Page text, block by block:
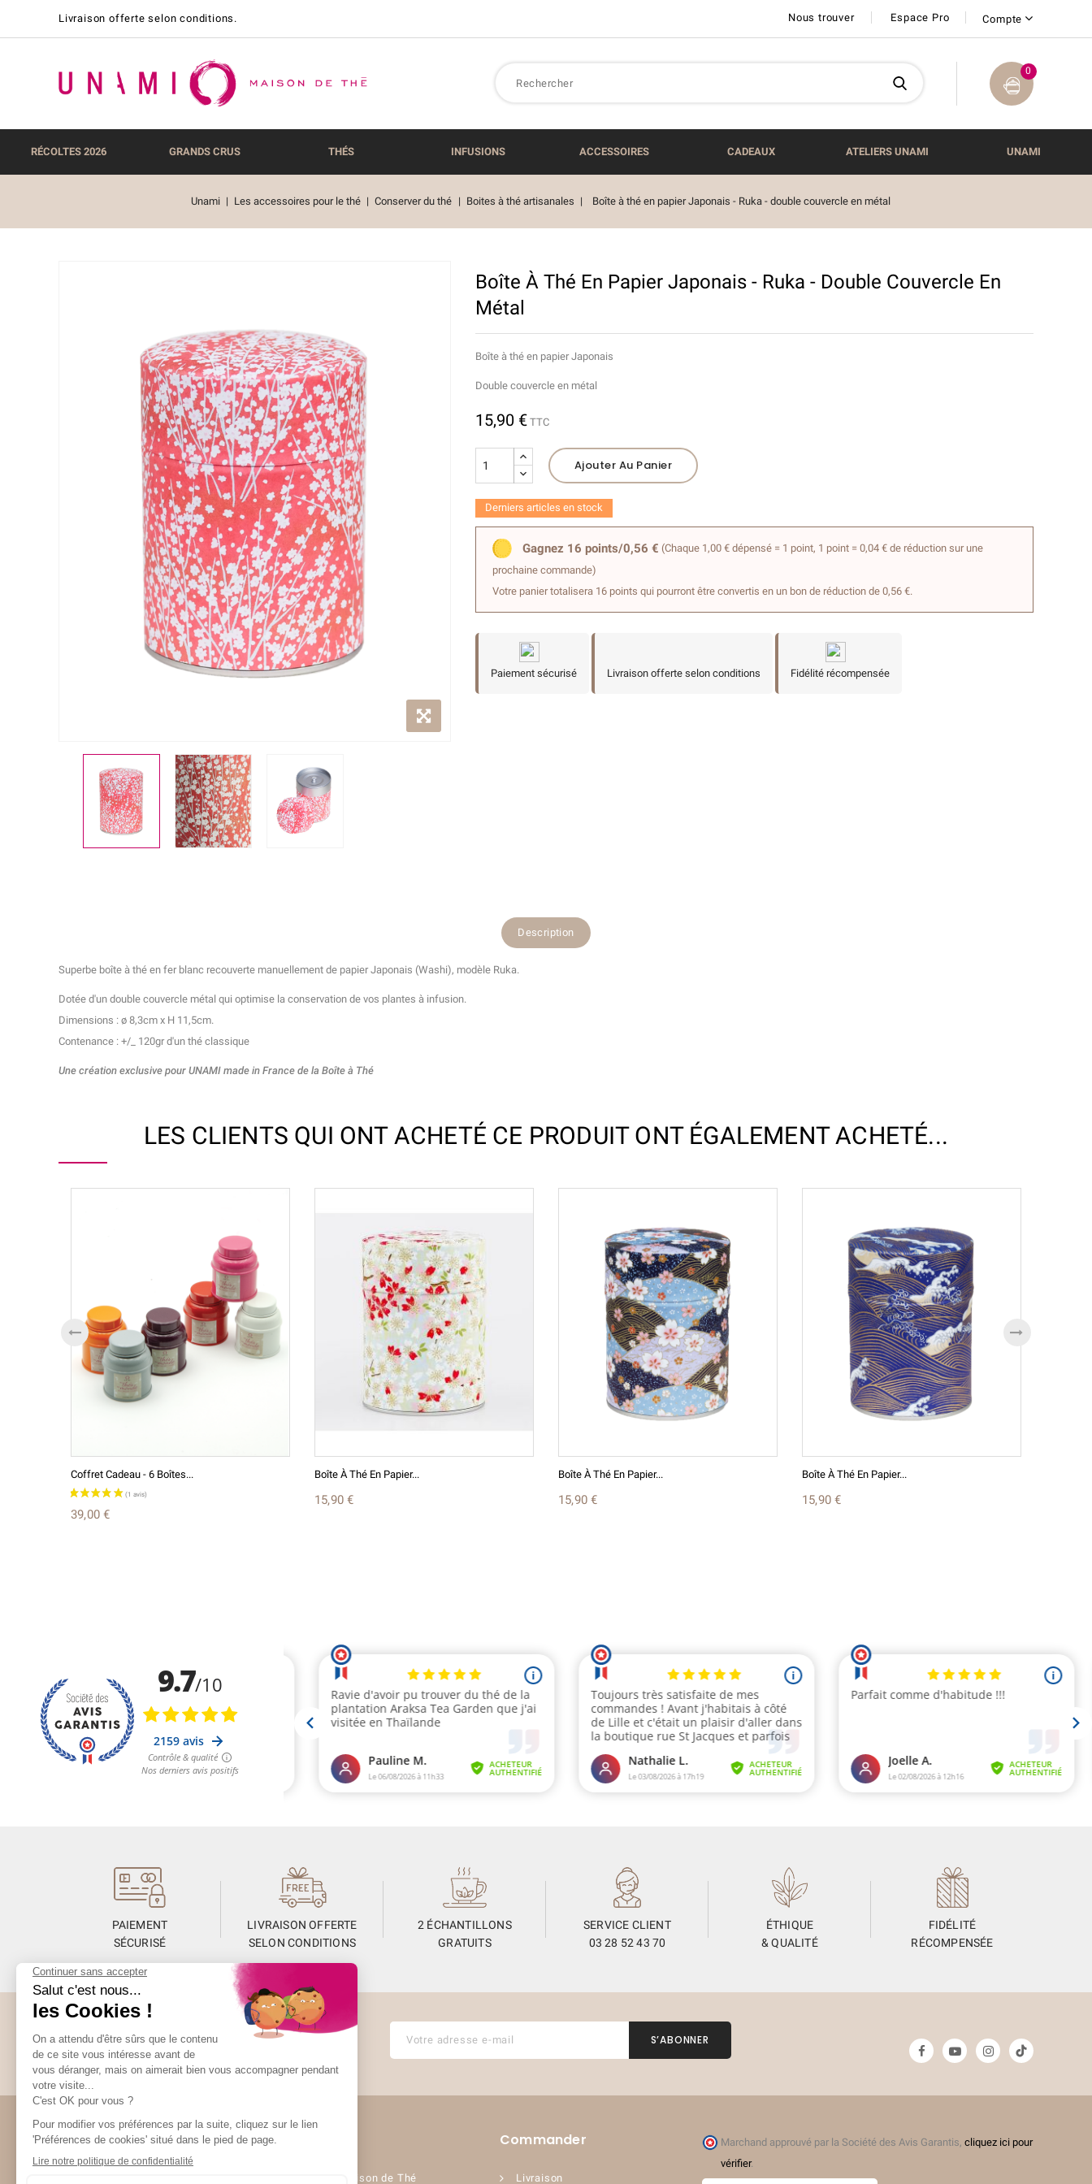
Livraison offerte selon conditions. Nous trouver Espace Pro Compte
0
RÉCOLTES 2026 GRANDS CRUS THÉS INFUSIONS ACCESSOIRES CADEAUX ATELIERS UNAMI UNAMI
Unami Les accessoires pour le thé Conserver du thé Boites à thé artisanales Boîte à thé en papier Japonais - Ruka - double couvercle en métal
Boîte À Thé En Papier Japonais - Ruka - Double Couvercle En
Métal
Boîte à thé en papier Japonais
Double couvercle en métal
15,90 € TTC
Ajouter Au Panier
Derniers articles en stock
Gagnez 16 points/0,56 € (Chaque 1,00 € dépensé = 1 point, 1 point = 0,04 € de réduction sur une
prochaine commande)
Votre panier totalisera 16 points qui pourront être convertis en un bon de réduction de 0,56 €.
Paiement sécurisé Livraison offerte selon conditions Fidélité récompensée
Description
Superbe boîte à thé en fer blanc recouverte manuellement de papier Japonais (Washi), modèle Ruka.
Dotée d'un double couvercle métal qui optimise la conservation de vos plantes à infusion.
Dimensions : ø 8,3cm x H 11,5cm.
Contenance : +/_ 120gr d'un thé classique
Une création exclusive pour UNAMI made in France de la Boîte à Thé
LES CLIENTS QUI ONT ACHETÉ CE PRODUIT ONT ÉGALEMENT ACHETÉ...
Coffret Cadeau - 6 Boîtes...
39,00 €
Boîte À Thé En Papier...
15,90 €
Boîte À Thé En Papier...
15,90 €
Boîte À Thé En Papier...
15,90 €
PAIEMENT
SÉCURISÉ
LIVRAISON OFFERTE
SELON CONDITIONS
2 ÉCHANTILLONS
GRATUITS
SERVICE CLIENT
03 28 52 43 70
ÉTHIQUE
& QUALITÉ
FIDÉLITÉ
RÉCOMPENSÉE
Abonnez-vous à la Newsletter
Restez informés de toute l’actualité Unami
UNAMI Maison de Thé
Commander
Livraison
Marchand approuvé par la Société des Avis Garantis, cliquez ici pour
vérifier.